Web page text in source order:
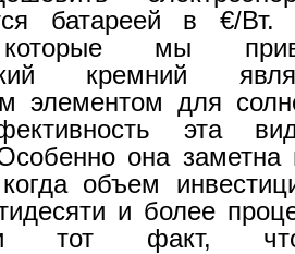
батареей в €/
которые мы
кремний
элементом для
эта
она заметна
когда объем
и более
тот факт, что